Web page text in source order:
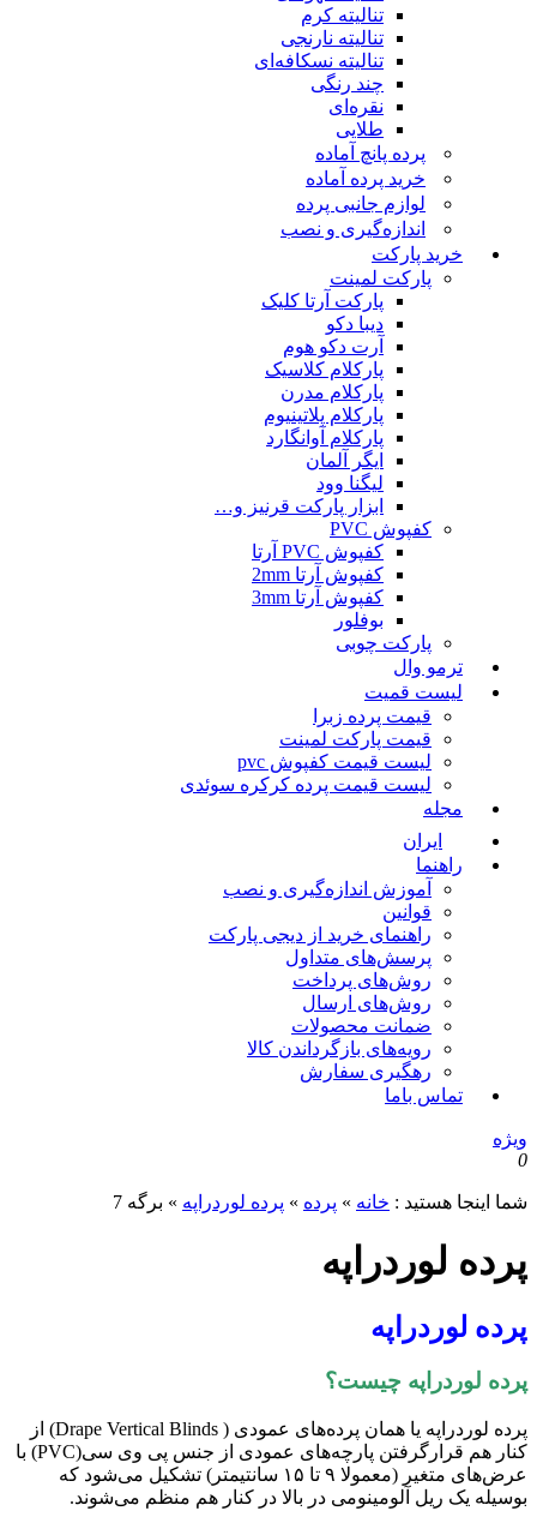
تنالیته کرم
تنالیته نارنجی
تنالیته نسکافه‌ای
چند رنگی
نقره‌ای
طلایی
پرده پانچ آماده
خرید پرده آماده
لوازم جانبی پرده
اندازه‌گیری و نصب
خرید پارکت
پارکت لمینت
پارکت آرتا کلیک
دیبا دکو
آرت دکو هوم
پارکلام کلاسیک
پارکلام مدرن
پارکلام پلاتینیوم
پارکلام آوانگارد
ایگر آلمان
لیگنا وود
ابزار پارکت قرنیز و…
کفپوش PVC
کفپوش PVC آرتا
کفپوش آرتا 2mm
کفپوش آرتا 3mm
بوفلور
پارکت چوبی
ترمو وال
لیست قمیت
قیمت پرده زبرا
قیمت پارکت لمینت
لیست قیمت کفپوش pvc
لیست قیمت پرده کرکره سوئدی
مجله
ایران
راهنما
آموزش اندازه‌گیری و نصب
قوانین
راهنمای خرید از دیجی پارکت
پرسش‌های متداول
روش‌های پرداخت
روش‌های ارسال
ضمانت محصولات
رویه‌های بازگرداندن کالا
رهگیری سفارش
تماس باما
ویژه
0
شما اینجا هستید : خانه » پرده » پرده لوردراپه » برگه 7
پرده لوردراپه
پرده لوردراپه
پرده لوردراپه چیست؟
پرده لوردراپه یا همان پرده‌های عمودی ( Drape Vertical Blinds) از
کنار هم قرارگرفتن پارچه‌های عمودی از جنس پی وی سی(PVC) با
عرض‌های متغیر (معمولا ۹ تا ۱۵ سانتیمتر) تشکیل می‌شود که
بوسیله یک ریل آلومینومی در بالا در کنار هم منظم می‌شوند.